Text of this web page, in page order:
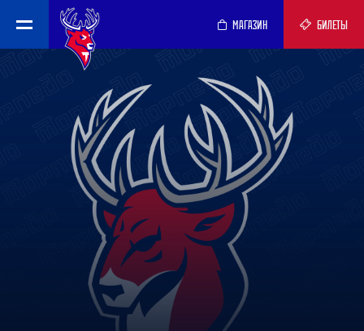
МАГАЗИН БИЛЕТЫ